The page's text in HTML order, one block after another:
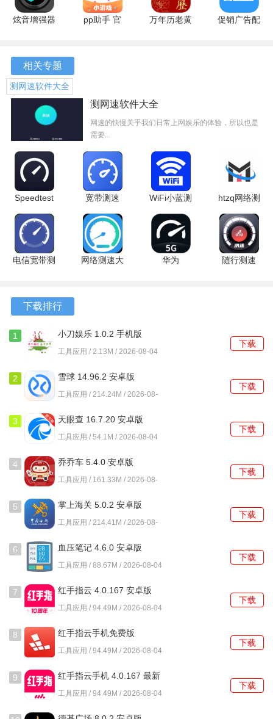
界面简洁：界面高清简约，操作简单，用户可以轻松上手。
详细信息：测速详情信息展示，包括下载速度、上传速度、
延时、丢包、抖动数据等。
网络诊断：可以进行网络诊断，找出问题原因，解决网络连
接问题。
宽带提速：可以免费提速至最高700M宽带，提升网络速度，
玩游戏不卡顿、直播不掉线、看视频清晰流畅。
视频测试：一键测试当前网络可播放视频分辨率，提供最优
视频体验。
记录功能：每个测速记录实时保存，方便查看和比较测速结
果。
免费网络加速：使用网速管家极速版可以免费享受网络加速
服务，提高网络速度，让用户在游戏、直播、视频播放等场
景中更加流畅。
免费网络诊断：网速管家极速版提供免费网络诊断功能，帮
助用户找到网络连接问题，并提供解决方案，让用户上网更
免费网络优化 ：通过网速管家极速版，用户可以享受到免费
手机运行更加流畅。
括会员专享的加速通道、优先试用新功能等，让用户享受更
加优质的网络服务。
积分兑换 ：通过使用网速管家极速版，用户可以获得积分，
积分可以用来兑换礼品或者兑换会员特权，让用户享受到更
多的福利。
炫音增强器
pp助手 官
万年历老黄
促销广告配
相关专题
测网速软件大全
测网速软件大全
网速的快慢关乎我们日常上网娱乐的体验，所以也是
需要...
Speedtest
7.0.7 最新
版
宽带测速
安卓版
WiFi小蓝测
速
v4.3.54.00
htzq网络测
速 1.0 最新
版
电信宽带测
最新版
网络测速大
华为
随行测速
下载排行
1 小刀娱乐 1.0.2 手机版
工具应用 / 2.13M / 2026-08-04
下载
2 雪球 14.96.2 安卓版
工具应用 / 214.24M / 2026-08-
下载
3 天眼查 16.7.20 安卓版
工具应用 / 54.1M / 2026-08-04
下载
4 乔乔车 5.4.0 安卓版
工具应用 / 161.33M / 2026-08-
下载
5 掌上海关 5.0.2 安卓版
工具应用 / 214.41M / 2026-08-
下载
6 血压笔记 4.6.0 安卓版
工具应用 / 88.67M / 2026-08-04
下载
7 红手指云 4.0.167 安卓版
工具应用 / 94.49M / 2026-08-04
下载
8
红手指云手机免费版
4.0.167 最新版
工具应用 / 94.49M / 2026-08-04
下载
9
红手指云手机 4.0.167 最新
版
工具应用 / 94.49M / 2026-08-04
下载